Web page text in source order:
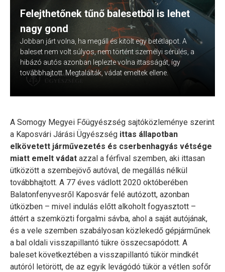
Felejthetőnek tűnő balesetből is lehet
nagy gond
Jobban járt volna, ha megáll és kitölt egy betétlapot. A
baleset nem volt súlyos, nem történt személyi sérülés, a
hibázó autós azonban leplezte volna ittasságát, így
továbbhajtott. Megtalálták, vádat emeltek ellene.
A Somogy Megyei Főügyészség sajtóközleménye szerint
a Kaposvári Járási Ügyészség ittas állapotban
elkövetett járművezetés és cserbenhagyás vétsége
miatt emelt vádat azzal a férfival szemben, aki ittasan
ütközött a szembejövő autóval, de megállás nélkül
továbbhajtott. A 77 éves vádlott 2020 októberében
Balatonfenyvesről Kaposvár felé autózott, azonban
útközben – mivel indulás előtt alkoholt fogyasztott –
áttért a szemközti forgalmi sávba, ahol a saját autójának,
és a vele szemben szabályosan közlekedő gépjárműnek
a bal oldali visszapillantó tükre összecsapódott. A
baleset következtében a visszapillantó tükör mindkét
autóról letörött, de az egyik levágódó tükör a vétlen sofőr